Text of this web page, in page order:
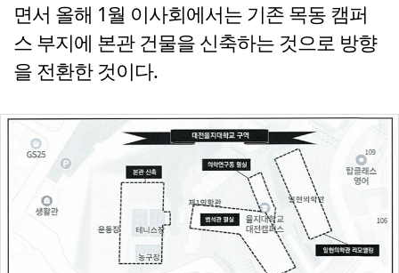
면서 올해 1월 이사회에서는 기존 목동 캠퍼
스 부지에 본관 건물을 신축하는 것으로 방향
을 전환한 것이다.